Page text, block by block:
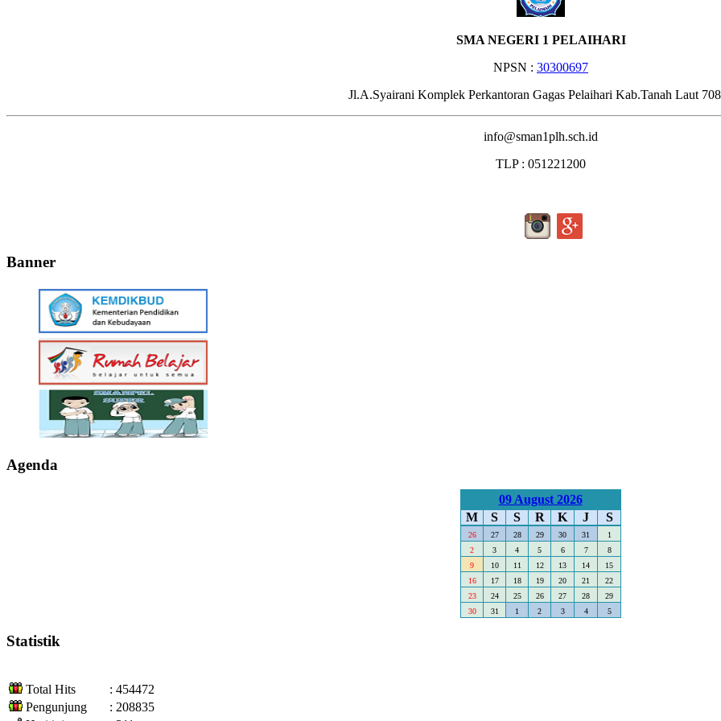
SMA NEGERI 1 PELAIHARI
NPSN : 30300697
Jl.A.Syairani Komplek Perkantoran Gagas Pelaihari Kab.Tanah Laut
info@sman1plh.sch.id
TLP : 051221200
Banner
Agenda
09 August 2026
M
S S R K J S
26 27 28 29 30 31
1
2
3 4 5 6 7
8
9
10 11 12 13 14
15
16
17 18 19 20 21
22
23
24 25 26 27 28
29
30
31 1 2 3 4 5
Statistik
Total Hits
: 454472
Pengunjung
: 208835